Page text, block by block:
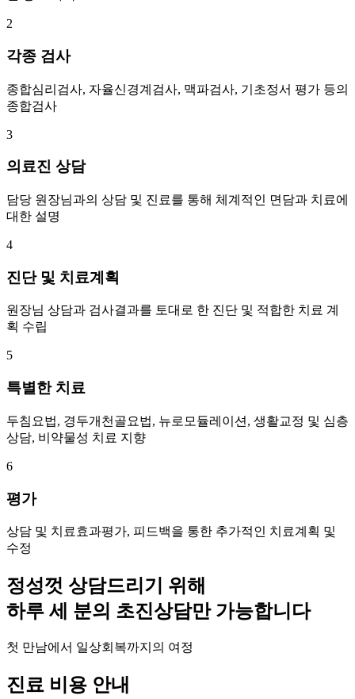
2
각종 검사
종합심리검사, 자율신경계검사, 맥파검사, 기초정서 평가 등의
종합검사
3
의료진 상담
담당 원장님과의 상담 및 진료를 통해 체계적인 면담과 치료에
대한 설명
4
진단 및 치료계획
원장님 상담과 검사결과를 토대로 한 진단 및 적합한 치료 계
획 수립
5
특별한 치료
두침요법, 경두개천골요법, 뉴로모듈레이션, 생활교정 및 심층
상담, 비약물성 치료 지향
6
평가
상담 및 치료효과평가, 피드백을 통한 추가적인 치료계획 및
수정
정성껏 상담드리기 위해
하루 세 분의 초진상담만 가능합니다
첫 만남에서 일상회복까지의 여정
진료 비용 안내